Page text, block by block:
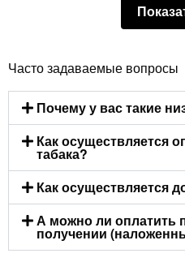
Часто задаваемые вопросы
Почему у вас такие
Как осуществляется
табака?
Как осуществляется
А можно ли оплатить
получении